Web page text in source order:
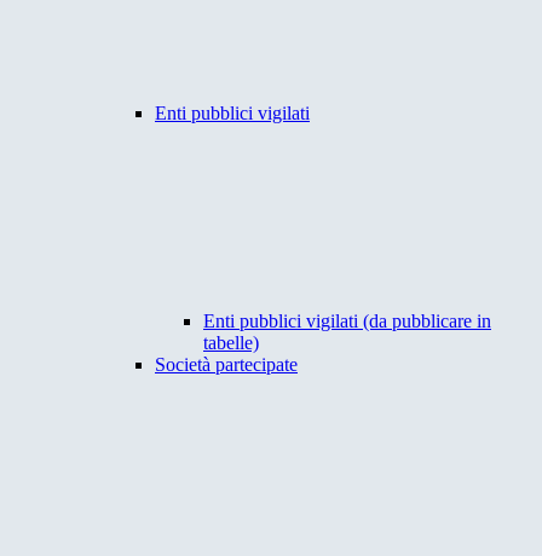
Enti pubblici vigilati
Enti pubblici vigilati (da pubblicare in
tabelle)
Società partecipate